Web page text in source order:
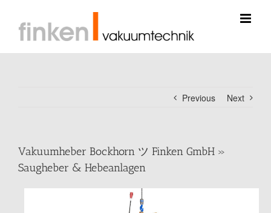
content
Previous Next
Vakuumheber Bockhorn ツ Finken GmbH »
Saugheber & Hebeanlagen